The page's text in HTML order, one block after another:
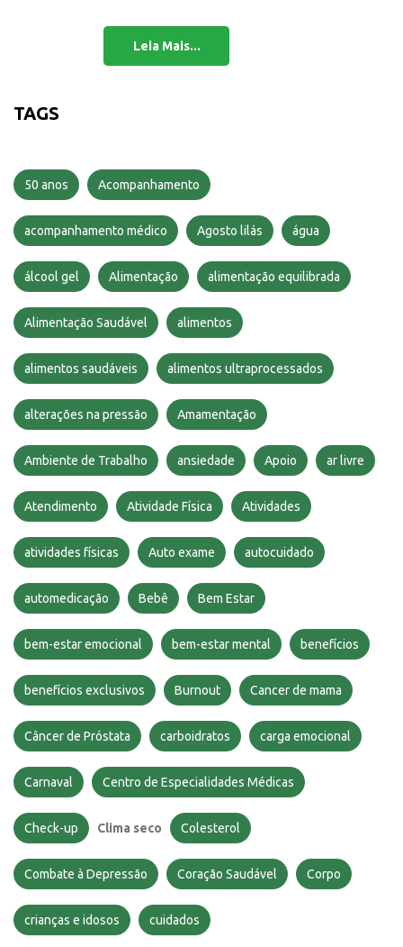
TAGS
50 anos Acompanhamento
acompanhamento médico Agosto lilás água
álcool gel Alimentação alimentação equilibrada
Alimentação Saudável alimentos
alimentos saudáveis alimentos ultraprocessados
alterações na pressão Amamentação
Ambiente de Trabalho ansiedade Apoio ar livre
Atendimento Atividade Física Atividades
atividades físicas Auto exame autocuidado
automedicação Bebê Bem Estar
bem-estar emocional bem-estar mental benefícios
benefícios exclusivos Burnout Cancer de mama
Câncer de Próstata carboidratos carga emocional
Carnaval Centro de Especialidades Médicas
Check-up Clima seco Colesterol
Combate à Depressão Coração Saudável Corpo
crianças e idosos cuidados